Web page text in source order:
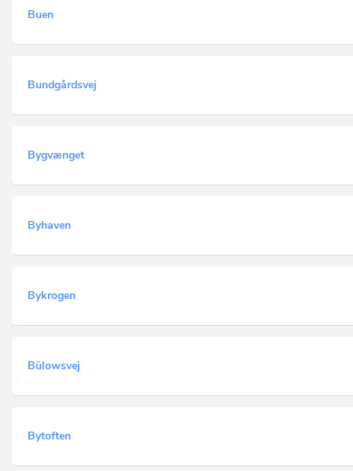
Buen
Bundgårdsvej
Bygvænget
Byhaven
Bykrogen
Bülowsvej
Bytoften